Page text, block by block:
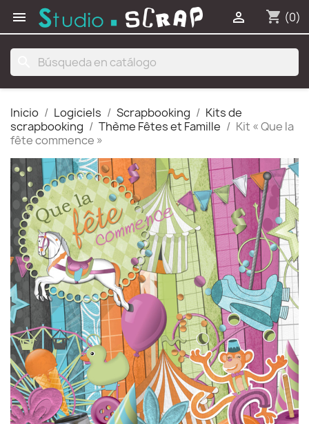
 shopping_cart (0)

Inicio Logiciels Scrapbooking
Kits de
scrapbooking
Thème Fêtes et Famille
Kit « Que la
fête commence »